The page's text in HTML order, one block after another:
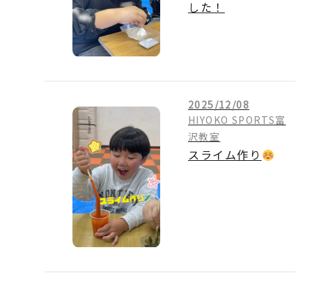
した！
2025/12/08
HIYOKO SPORTS富
沢教室
スライム作り